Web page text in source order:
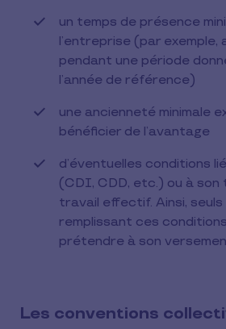
un temps de présence
l’entreprise (par exemple,
pendant une période
l’année de référence)
une ancienneté minimale
bénéficier de l’avantage
d’éventuelles conditions
(CDI, CDD, etc.) ou à son
travail effectif. Ainsi, seuls
remplissant ces
prétendre à son
Les conventions